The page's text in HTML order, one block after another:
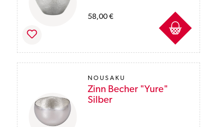
58,00 €
Preise inkl. MwSt. des Lieferlandes zzgl.
NOUSAKU
Zinn Becher "Yure"
Silber